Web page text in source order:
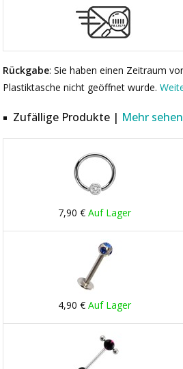
Rückgabe: Sie haben einen Zeitraum
Plastiktasche nicht geöffnet wurde.
Zufällige Produkte | Mehr sehen
7,90 €Auf Lager
4,90 €Auf Lager